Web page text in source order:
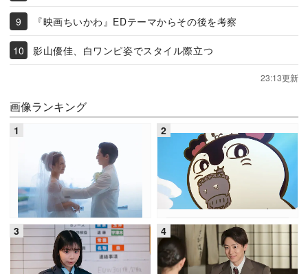
『映画ちいかわ』EDテーマからその後を考察
影山優佳、白ワンピ姿でスタイル際立つ
23:13更新
画像ランキング